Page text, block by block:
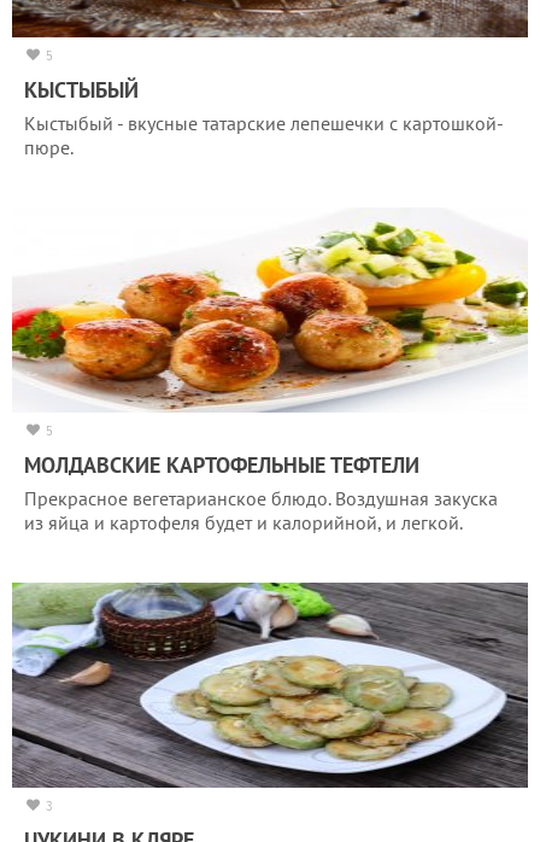
5
КЫСТЫБЫЙ
Кыстыбый - вкусные татарские лепешечки с картошкой-
пюре.
5
МОЛДАВСКИЕ КАРТОФЕЛЬНЫЕ ТЕФТЕЛИ
Прекрасное вегетарианское блюдо. Воздушная закуска
из яйца и картофеля будет и калорийной, и легкой.
3